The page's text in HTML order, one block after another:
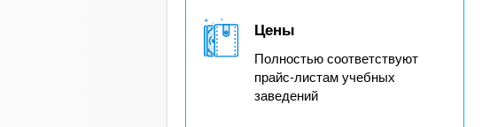
Цены
Полностью соответствуют
прайс-листам учебных
заведений